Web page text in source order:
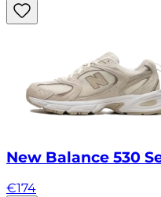
New Balance 530
€174